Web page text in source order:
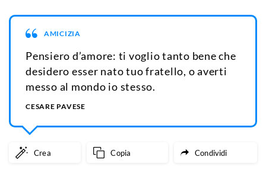
AMICIZIA
Pensiero d’amore: ti voglio tanto bene che
desidero esser nato tuo fratello, o averti
messo al mondo io stesso.
CESARE PAVESE
Crea Copia Condividi